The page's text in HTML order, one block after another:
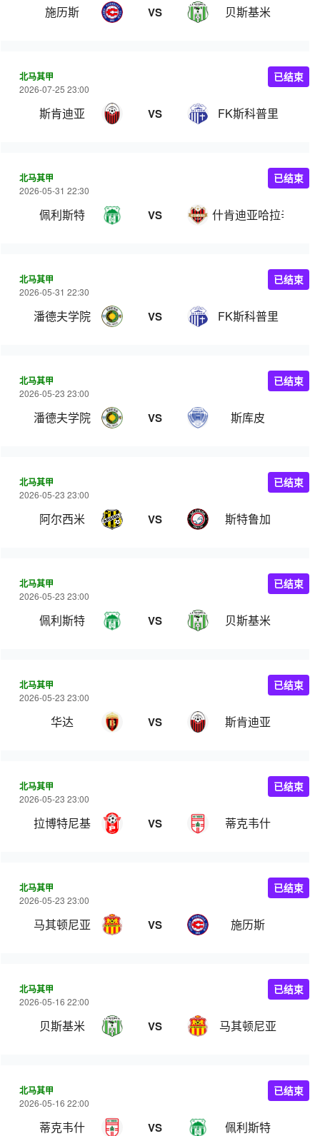
施历斯 VS 贝斯基米
北马其甲
2026-07-25 23:00
斯肯迪亚 VS FK斯科普里
已结束
北马其甲
2026-05-31 22:30
佩利斯特 VS 什肯迪亚哈拉辛
已结束
北马其甲
2026-05-31 22:30
潘德夫学院 VS FK斯科普里
已结束
北马其甲
2026-05-23 23:00
潘德夫学院 VS 斯库皮
已结束
北马其甲
2026-05-23 23:00
阿尔西米 VS 斯特鲁加
已结束
北马其甲
2026-05-23 23:00
佩利斯特 VS 贝斯基米
已结束
北马其甲
2026-05-23 23:00
华达 VS 斯肯迪亚
已结束
北马其甲
2026-05-23 23:00
拉博特尼基 VS 蒂克韦什
已结束
北马其甲
2026-05-23 23:00
马其顿尼亚 VS 施历斯
已结束
北马其甲
2026-05-16 22:00
贝斯基米 VS 马其顿尼亚
已结束
北马其甲
2026-05-16 22:00
蒂克韦什 VS 佩利斯特
已结束